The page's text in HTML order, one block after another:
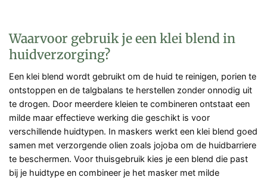
Waarvoor gebruik je een klei blend in
huidverzorging?
Een klei blend wordt gebruikt om de huid te reinigen, porien te
ontstoppen en de talgbalans te herstellen zonder onnodig uit
te drogen. Door meerdere kleien te combineren ontstaat een
milde maar effectieve werking die geschikt is voor
verschillende huidtypen. In maskers werkt een klei blend goed
samen met verzorgende olien zoals jojoba om de huidbarriere
te beschermen. Voor thuisgebruik kies je een blend die past
bij je huidtype en combineer je het masker met milde